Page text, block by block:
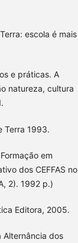
escola é mais
e práticas. A
natureza, cultura
Terra 1993.
em
dos CEFFAS no
2). 1992 p.)
Editora, 2005.
Alternância dos